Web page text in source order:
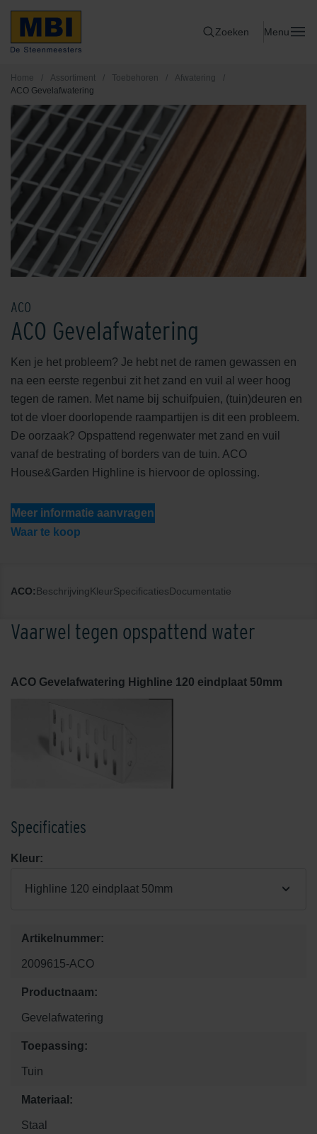
Zoeken Menu
Home / Assortiment / Toebehoren / Afwatering
/
ACO Gevelafwatering
ACO
ACO Gevelafwatering
Ken je het probleem? Je hebt net de ramen gewassen en
na een eerste regenbui zit het zand en vuil al weer hoog
tegen de ramen. Met name bij schuifpuien, (tuin)deuren en
tot de vloer doorlopende raampartijen is dit een probleem.
De oorzaak? Opspattend regenwater met zand en vuil
vanaf de bestrating of borders van de tuin. ACO
House&Garden Highline is hiervoor de oplossing.
Meer informatie aanvragen
Waar te koop
ACO:BeschrijvingKleurSpecificatiesDocumentatie
Vaarwel tegen opspattend water
ACO Gevelafwatering Highline 120 eindplaat 50mm
Specificaties
Kleur:
Highline 120 eindplaat 50mm
Artikelnummer:
2009615-ACO
Productnaam:
Gevelafwatering
Toepassing:
Tuin
Materiaal:
Staal